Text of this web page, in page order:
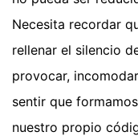
Necesita recordar
rellenar el silencio
provocar,
sentir que
nuestro propio